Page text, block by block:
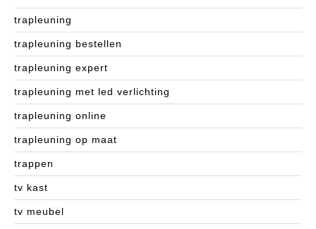
trapleuning
trapleuning bestellen
trapleuning expert
trapleuning met led verlichting
trapleuning online
trapleuning op maat
trappen
tv kast
tv meubel